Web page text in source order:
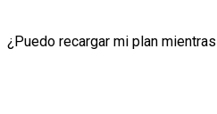
¿Puedo recargar mi plan